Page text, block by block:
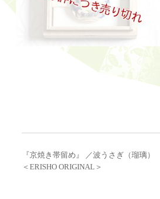
『京焼き帯留め』 ／波うさぎ（瑠璃）
＜ERISHO ORIGINAL＞